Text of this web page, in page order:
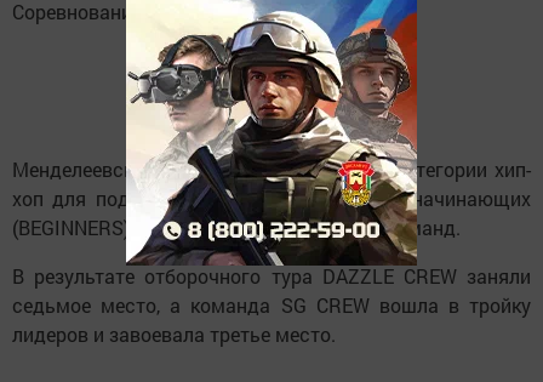
Соревнования проходили в три этапа.
Менделеевские команды участвовали в категории хип-
хоп для подростков 12-15 лет в разделе начинающих
(BEGINNERS), где было представлено 13 команд.
В результате отборочного тура DAZZLE CREW заняли
седьмое место, а команда SG CREW вошла в тройку
лидеров и завоевала третье место.